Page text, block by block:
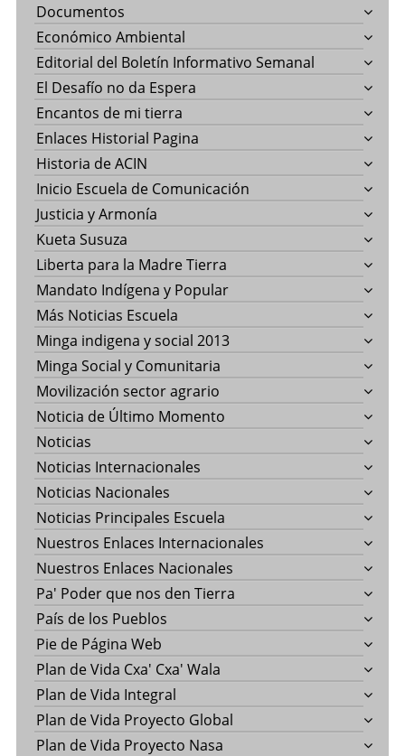
Documentos
Económico Ambiental
Editorial del Boletín Informativo Semanal
El Desafío no da Espera
Encantos de mi tierra
Enlaces Historial Pagina
Historia de ACIN
Inicio Escuela de Comunicación
Justicia y Armonía
Kueta Susuza
Liberta para la Madre Tierra
Mandato Indígena y Popular
Más Noticias Escuela
Minga indigena y social 2013
Minga Social y Comunitaria
Movilización sector agrario
Noticia de Último Momento
Noticias
Noticias Internacionales
Noticias Nacionales
Noticias Principales Escuela
Nuestros Enlaces Internacionales
Nuestros Enlaces Nacionales
Pa' Poder que nos den Tierra
País de los Pueblos
Pie de Página Web
Plan de Vida Cxa' Cxa' Wala
Plan de Vida Integral
Plan de Vida Proyecto Global
Plan de Vida Proyecto Nasa